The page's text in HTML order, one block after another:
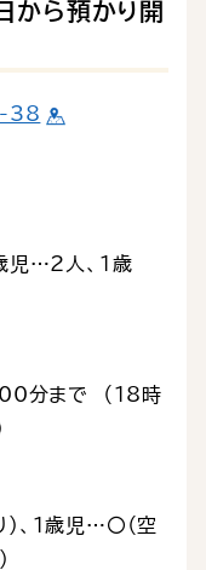
から預かり開
38
児…2人、1歳
分まで （18時
、１歳児…〇（空